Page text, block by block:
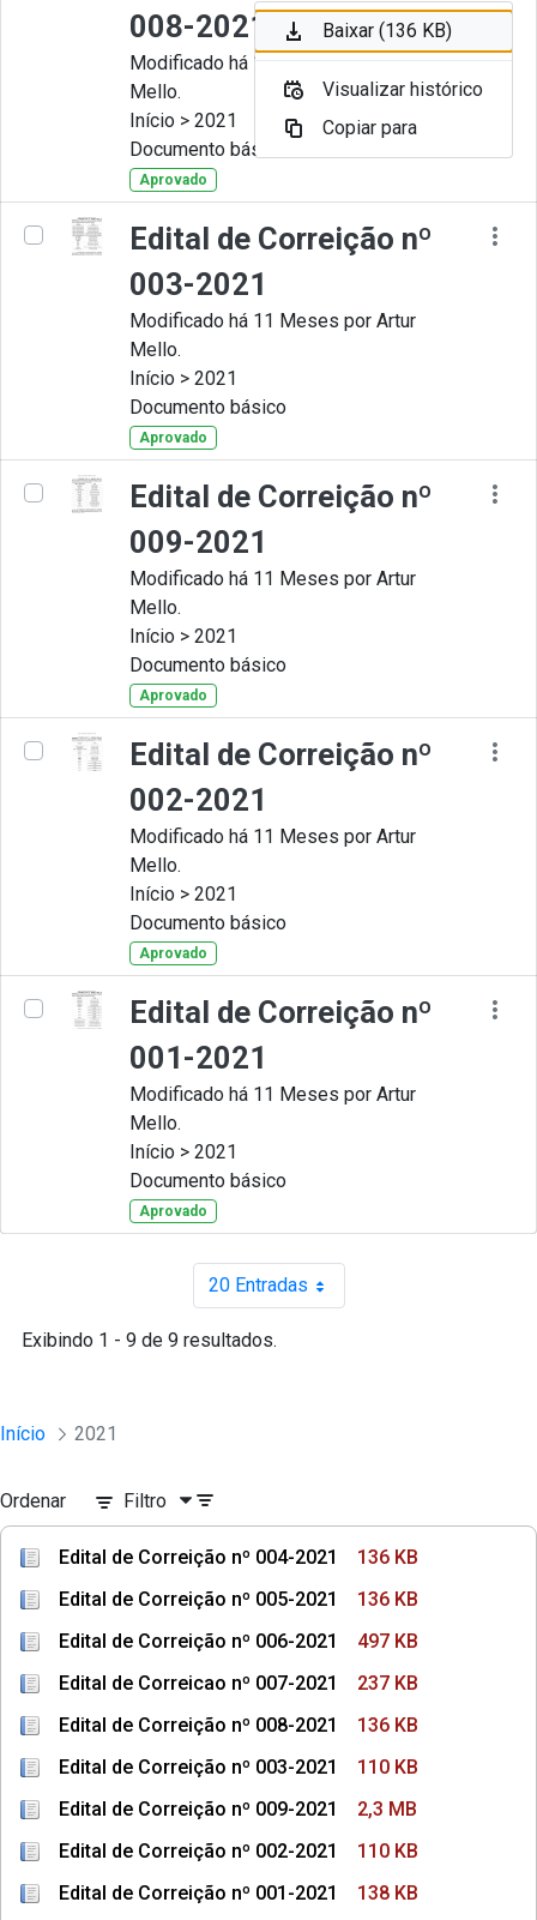
008-2021
Modificado há 11 Meses por Artur
Mello.
Início > 2021
Documento básico
Aprovado
Edital de Correição nº
003-2021
Modificado há 11 Meses por Artur
Mello.
Início > 2021
Documento básico
Aprovado
Edital de Correição nº
009-2021
Modificado há 11 Meses por Artur
Mello.
Início > 2021
Documento básico
Aprovado
Edital de Correição nº
002-2021
Modificado há 11 Meses por Artur
Mello.
Início > 2021
Documento básico
Aprovado
Edital de Correição nº
001-2021
Modificado há 11 Meses por Artur
Mello.
Início > 2021
Documento básico
Aprovado
20 EntradasPor página
Exibindo 1 - 9 de 9 resultados.
Início 2021
Ordenar Filtro
Edital de Correição nº 004-2021
136 KB
Edital de Correição nº 005-2021
136 KB
Edital de Correição nº 006-2021
497 KB
Edital de Correicao nº 007-2021
237 KB
Edital de Correição nº 008-2021
136 KB
Edital de Correição nº 003-2021
110 KB
Edital de Correição nº 009-2021
2,3 MB
Edital de Correição nº 002-2021
110 KB
Edital de Correição nº 001-2021
138 KB
Baixar (136 KB)
Visualizar histórico
Copiar para